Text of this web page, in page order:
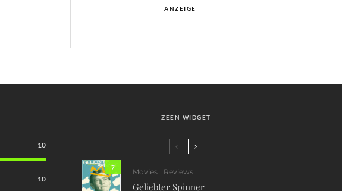
ANZEIGE
10
10
ZEEN WIDGET
7
Movies Reviews
Geliebter Spinner